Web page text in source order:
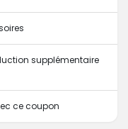
supplémentaire
ce coupon